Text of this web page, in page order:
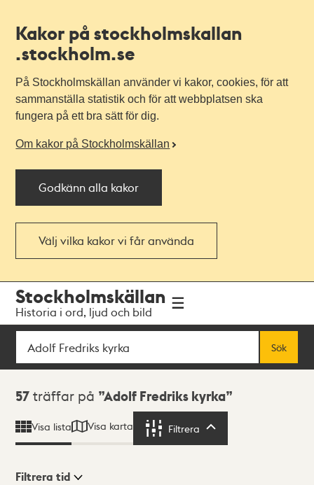
Kakor på stockholmskallan
.stockholm.se
På Stockholmskällan använder vi kakor, cookies, för att
sammanställa statistik och för att webbplatsen ska
fungera på ett bra sätt för dig.
Om kakor på Stockholmskällan
Godkänn alla kakor
Välj vilka kakor vi får använda
navigationen
huvudinnehållet
Stockholmskällan
Historia i ord, ljud och bild
Sök
Sök
Sökresultat
57 träffar på Adolf Fredriks kyrka
Visa lista Visa karta Filtrera
Filtrera tid